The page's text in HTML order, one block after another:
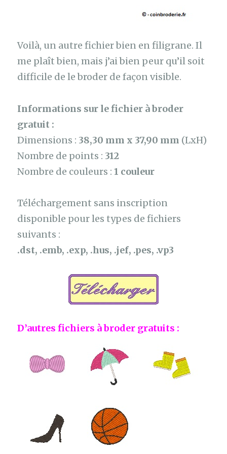
Voilà, un autre fichier bien en filigrane. Il
me plaît bien, mais j’ai bien peur qu’il soit
difficile de le broder de façon visible.
Informations sur le fichier à broder
gratuit :
Dimensions : 38,30 mm x 37,90 mm (LxH)
Nombre de points : 312
Nombre de couleurs :1 couleur
Téléchargement sans inscription
disponible pour les types de fichiers
suivants :
.dst, .emb, .exp, .hus, .jef, .pes, .vp3
D’autres fichiers à broder gratuits :